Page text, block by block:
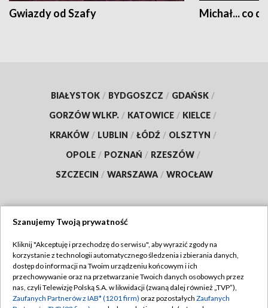
Gwiazdy od Szafy Michał... co
BIAŁYSTOK / BYDGOSZCZ / GDAŃSK /
GORZÓW WLKP. / KATOWICE / KIELCE /
KRAKÓW / LUBLIN / ŁÓDŹ / OLSZTYN /
OPOLE / POZNAŃ / RZESZÓW /
SZCZECIN / WARSZAWA / WROCŁAW
TVP
Abonament TVP
Emisja w TVP
Regulamin TVP
Polityka prywatności
Szanujemy Twoją prywatność
Kliknij "Akceptuję i przechodzę do serwisu", aby wyrazić zgody na
korzystanie z technologii automatycznego śledzenia i zbierania danych,
dostęp do informacji na Twoim urządzeniu końcowym i ich
przechowywanie oraz na przetwarzanie Twoich danych osobowych przez
nas, czyli Telewizję Polską S.A. w likwidacji (zwaną dalej również „TVP”),
Zaufanych Partnerów z IAB* (1201 firm) oraz pozostałych Zaufanych